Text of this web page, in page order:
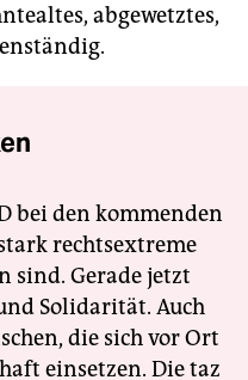
abgewetztes,
bei den kommenden
rechtsextreme
sind. Gerade jetzt
Solidarität. Auch
die sich vor Ort
einsetzen. Die taz